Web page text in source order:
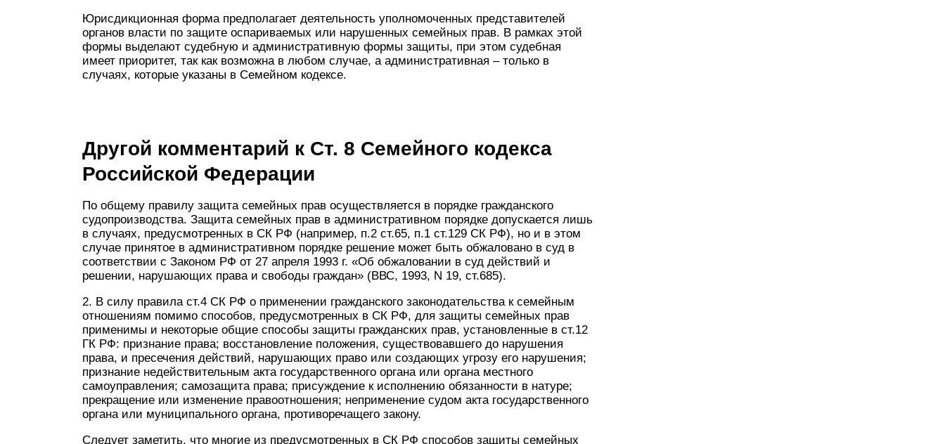
Юрисдикционная форма предполагает деятельность уполномоченных представителей
органов власти по защите оспариваемых или нарушенных семейных прав. В рамках этой
формы выделают судебную и административную формы защиты, при этом судебная
имеет приоритет, так как возможна в любом случае, а административная – только в
случаях, которые указаны в Семейном кодексе.
Другой комментарий к Ст. 8 Семейного кодекса
Российской Федерации
По общему правилу защита семейных прав осуществляется в порядке гражданского
судопроизводства. Защита семейных прав в административном порядке допускается лишь
в случаях, предусмотренных в СК РФ (например, п.2 ст.65, п.1 ст.129 СК РФ), но и в этом
случае принятое в административном порядке решение может быть обжаловано в суд в
соответствии с Законом РФ от 27 апреля 1993 г. «Об обжаловании в суд действий и
решении, нарушающих права и свободы граждан» (ВВС, 1993, N 19, ст.685).
2. В силу правила ст.4 СК РФ о применении гражданского законодательства к семейным
отношениям помимо способов, предусмотренных в СК РФ, для защиты семейных прав
применимы и некоторые общие способы защиты гражданских прав, установленные в ст.12
ГК РФ: признание права; восстановление положения, существовавшего до нарушения
права, и пресечения действий, нарушающих право или создающих угрозу его нарушения;
признание недействительным акта государственного органа или органа местного
самоуправления; самозащита права; присуждение к исполнению обязанности в натуре;
прекращение или изменение правоотношения; неприменение судом акта государственного
органа или муниципального органа, противоречащего закону.
Следует заметить, что многие из предусмотренных в СК РФ способов защиты семейных